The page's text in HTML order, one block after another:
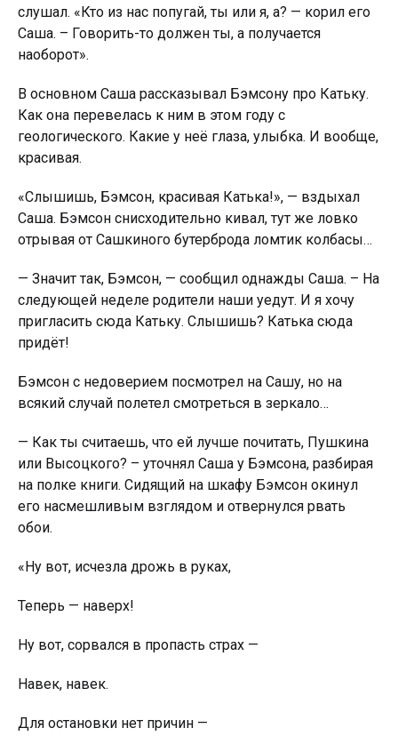
слушал. «Кто из нас попугай, ты или я, а? — корил его
Саша. – Говорить-то должен ты, а получается
наоборот».
В основном Саша рассказывал Бэмсону про Катьку.
Как она перевелась к ним в этом году с
геологического. Какие у неё глаза, улыбка. И вообще,
красивая.
«Слышишь, Бэмсон, красивая Катька!», — вздыхал
Саша. Бэмсон снисходительно кивал, тут же ловко
отрывая от Сашкиного бутерброда ломтик колбасы…
— Значит так, Бэмсон, — сообщил однажды Саша. – На
следующей неделе родители наши уедут. И я хочу
пригласить сюда Катьку. Слышишь? Катька сюда
придёт!
Бэмсон с недоверием посмотрел на Сашу, но на
всякий случай полетел смотреться в зеркало…
— Как ты считаешь, что ей лучше почитать, Пушкина
или Высоцкого? – уточнял Саша у Бэмсона, разбирая
на полке книги. Сидящий на шкафу Бэмсон окинул
его насмешливым взглядом и отвернулся рвать
обои.
«Ну вот, исчезла дрожь в руках,
Теперь — наверх!
Ну вот, сорвался в прoпacть страх —
Навек, навек.
Для остановки нет причин —